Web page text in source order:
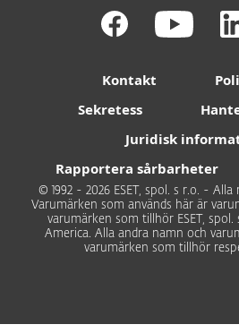
Kontakt
Sekretess
Juridisk
Rapportera sårbarheter
© 1992 - 2026 ESET, spol. s r.o. -
Varumärken som används här är
varumärken som tillhör ESET, spol.
America. Alla andra namn och
varumärken som tillhör